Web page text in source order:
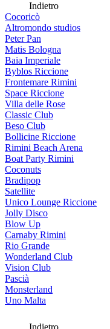
Indietro
Cocoricò
Altromondo studios
Peter Pan
Matis Bologna
Baia Imperiale
Byblos Riccione
Frontemare Rimini
Space Riccione
Villa delle Rose
Classic Club
Beso Club
Bollicine Riccione
Rimini Beach Arena
Boat Party Rimini
Coconuts
Bradipop
Satellite
Unico Lounge Riccione
Jolly Disco
Blow Up
Carnaby Rimini
Rio Grande
Wonderland Club
Vision Club
Pascià
Monsterland
Uno Malta
Indietro